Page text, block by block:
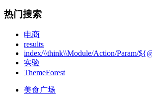
热门搜索
电商
results
index/\\think\\Module/Action/Param/
实验
ThemeForest
美食广场